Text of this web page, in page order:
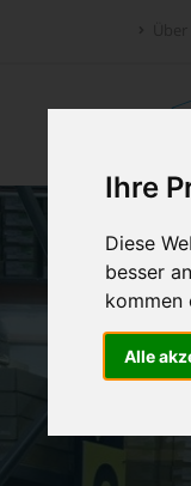
Ihre
Diese
besser
kommen
Alle